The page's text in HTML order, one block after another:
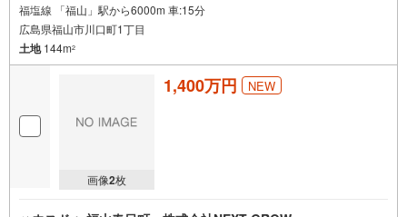
福塩線 「福山」駅から6000m 車:15分
広島県福山市川口町1丁目
土地144m2
画像2枚
1,400万円 NEW